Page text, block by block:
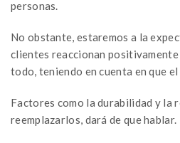
personas.
No obstante, estaremos a la
clientes reaccionan
todo, teniendo en cuenta en que
Factores como la durabilidad y la
reemplazarlos, dará de que hablar.